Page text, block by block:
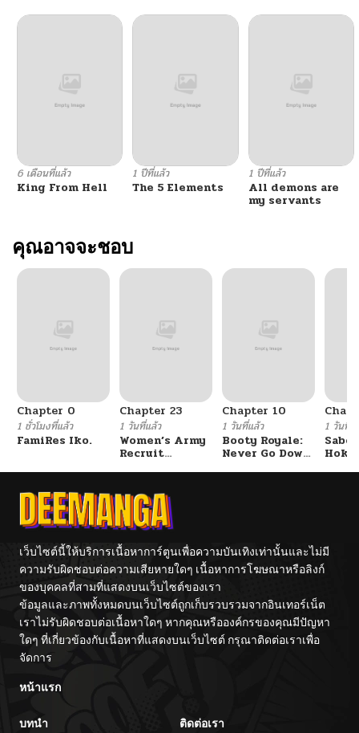
6 เดือนที่แล้ว
King From Hell
1 ปีที่แล้ว
The 5 Elements
1 ปีที่แล้ว
All demons are
my servants
คุณอาจจะชอบ
Chapter 0
1 ชั่วโมงที่แล้ว
FamiRes Iko.
Chapter 23
1 วันที่แล้ว
Women’s Army
Recruit
Chapter 10
1 วันที่แล้ว
Booty Royale:
Never Go Down
1 วันที่แ
เว็บไซต์นี้ให้บริการเนื้อหาการ์ตูนเพื่อความบันเทิงเท่านั้นและไม่มี
ความรับผิดชอบต่อความเสียหายใดๆ เนื้อหาการโฆษณาหรือลิงก์
ของบุคคลที่สามที่แสดงบนเว็บไซต์ของเรา
ข้อมูลและภาพทั้งหมดบนเว็บไซต์ถูกเก็บรวบรวมจากอินเทอร์เน็ต
เราไม่รับผิดชอบต่อเนื้อหาใดๆ หากคุณหรือองค์กรของคุณมีปัญหา
ใดๆ ที่เกี่ยวข้องกับเนื้อหาที่แสดงบนเว็บไซต์ กรุณาติดต่อเราเพื่อ
จัดการ
หน้าแรก
บทนำ ติดต่อเรา